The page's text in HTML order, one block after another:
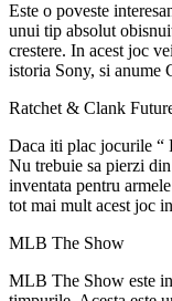
Este o poveste
unui tip absolut
crestere. In acest joc
istoria Sony, si anume
Ratchet & Clank
Daca iti plac jocurile “
Nu trebuie sa pierzi
inventata pentru
tot mai mult acest joc
MLB The Show
MLB The Show este